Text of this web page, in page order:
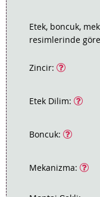
Etek, boncuk,
resimlerinde
Zincir:
Etek Dilim:
Boncuk:
Mekanizma: